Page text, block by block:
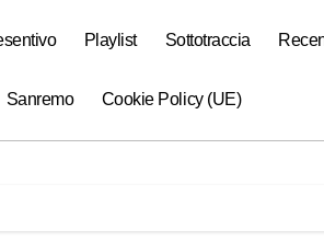
Playlist Sottotraccia
Sanremo Cookie Policy (UE)